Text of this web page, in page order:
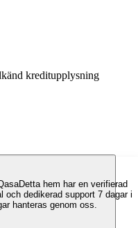
kreditupplysning
Detta hem har en verifierad
och dedikerad support 7 dagar i
hanteras genom oss.